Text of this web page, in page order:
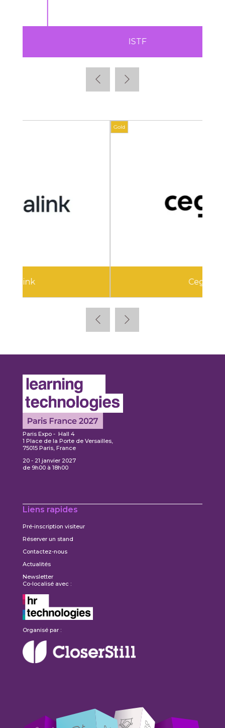
Paris Expo - Hall 4
1 Place de la Porte de Versailles,
75015 Paris, France
20 - 21 janvier 2027
de 9h00 à 18h00
Liens rapides
Pré-inscription visiteur
Réserver un stand
Contactez-nous
Actualités
Newsletter
Co-localisé avec :
Organisé par :